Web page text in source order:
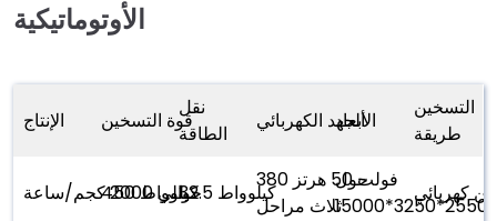
الأوتوماتيكية
الإنتاج قوة التسخين
نقل
الطاقة
الجهد الكهربائي
الأبعاد
التسخين
طريقة
حوالي 2000 كجم/ساعة
450 كيلوواط 32.5 كيلوواط
380 فولت 50 هرتز
ثلاث مراحل
حول
كهربائي